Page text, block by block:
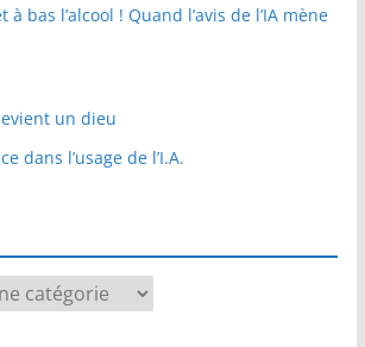
bas l’alcool ! Quand l’avis de l’IA mène
un dieu
dans l’usage de l’I.A.